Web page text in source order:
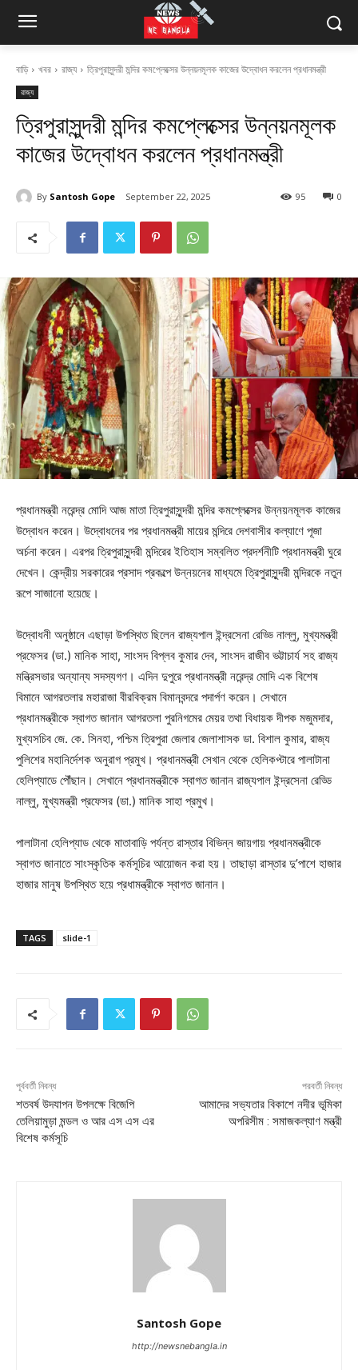
বাড়ি খবর রাজ্য ত্রিপুরাসুন্দরী মন্দির কমপ্লেক্সের উন্নয়নমূলক কাজের উদ্বোধন করলেন প্রধানমন্ত্রী
রাজ্য
ত্রিপুরাসুন্দরী মন্দির কমপ্লেক্সের উন্নয়নমূলক
কাজের উদ্বোধন করলেন প্রধানমন্ত্রী
By Santosh Gope September 22, 2025 0
95
প্রধানমন্ত্রী নরেন্দ্র মোদি আজ মাতা ত্রিপুরাসুন্দরী মন্দির কমপ্লেক্সের উন্নয়নমূলক কাজের
উদ্বোধন করেন। উদ্বোধনের পর প্রধানমন্ত্রী মায়ের মন্দিরে দেশবাসীর কল্যাণে পূজা
অর্চনা করেন। এরপর ত্রিপুরাসুন্দরী মন্দিরের ইতিহাস সম্বলিত প্রদর্শনীটি প্রধানমন্ত্রী ঘুরে
দেখেন। কেন্দ্রীয় সরকারের প্রসাদ প্রকল্পে উন্নয়নের মাধ্যমে ত্রিপুরাসুন্দরী মন্দিরকে নতুন
রূপে সাজানো হয়েছে।
উদ্বোধনী অনুষ্ঠানে এছাড়া উপস্থিত ছিলেন রাজ্যপাল ইন্দ্রসেনা রেড্ডি নাল্লু, মুখ্যমন্ত্রী
প্রফেসর (ডা.) মানিক সাহা, সাংসদ বিপ্লব কুমার দেব, সাংসদ রাজীব ভট্টাচার্য সহ রাজ্য
মন্ত্রিসভার অন্যান্য সদস্যগণ। এদিন দুপুরে প্রধানমন্ত্রী নরেন্দ্র মোদি এক বিশেষ
বিমানে আগরতলার মহারাজা বীরবিক্রম বিমানবন্দরে পদার্পণ করেন। সেখানে
প্রধানমন্ত্রীকে স্বাগত জানান আগরতলা পুরনিগমের মেয়র তথা বিধায়ক দীপক মজুমদার,
মুখ্যসচিব জে. কে. সিনহা, পশ্চিম ত্রিপুরা জেলার জেলাশাসক ডা. বিশাল কুমার, রাজ্য
পুলিশের মহানির্দেশক অনুরাগ প্রমুখ। প্রধানমন্ত্রী সেখান থেকে হেলিকপ্টারে পালাটানা
হেলিপ্যাডে পৌঁছান। সেখানে প্রধানমন্ত্রীকে স্বাগত জানান রাজ্যপাল ইন্দ্রসেনা রেড্ডি
নাল্লু, মুখ্যমন্ত্রী প্রফেসর (ডা.) মানিক সাহা প্রমুখ।
পালাটানা হেলিপ্যাড থেকে মাতাবাড়ি পর্যন্ত রাস্তার বিভিন্ন জায়গায় প্রধানমন্ত্রীকে
স্বাগত জানাতে সাংস্কৃতিক কর্মসূচির আয়োজন করা হয়। তাছাড়া রাস্তার দু’পাশে হাজার
হাজার মানুষ উপস্থিত হয়ে প্রধামন্ত্রীকে স্বাগত জানান।
TAGS slide-1
পূর্ববর্তী নিবন্ধ
শতবর্ষ উদযাপন উপলক্ষে বিজেপি
তেলিয়ামুড়া মন্ডল ও আর এস এস এর
বিশেষ কর্মসূচি
পরবর্তী নিবন্ধ
আমাদের সভ্যতার বিকাশে নদীর ভূমিকা
অপরিসীম : সমাজকল্যাণ মন্ত্রী
Santosh Gope
http://newsnebangla.in